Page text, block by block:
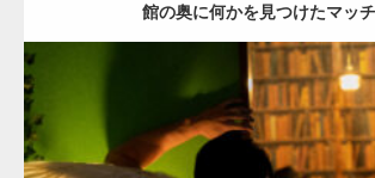
館の奥に何かを見つけたマッ
Update:2023.02.11